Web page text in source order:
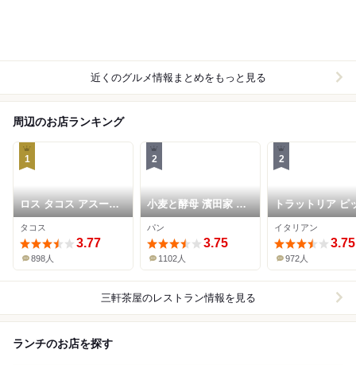
近くのグルメ情報まとめをもっと見る
周辺のお店ランキング
1
ロス タコス アスーレ
ス
タコス
3.77
898人
2
小麦と酵母 濱田家 三
軒茶屋本店
パン
3.75
1102人
2
トラットリア ピ
ェリア ラルテ
イタリアン
3.75
972人
三軒茶屋のレストラン情報を見る
ランチのお店を探す